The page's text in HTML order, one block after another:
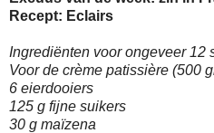
Recept: Eclairs
Ingrediënten voor ongeveer 12
Voor de crème patissière (500
6 eierdooiers
125 g fijne suikers
30 g maïzena